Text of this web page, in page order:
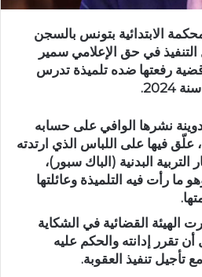
الابتدائية بتونس بالسجن
في حق الإعلامي سمير
رفعتها ضده تلميذة تدرس
نشرها الوافي على حسابه
علّق فيها على اللباس الذي ارتدته
التربية البدنية (الباك سبور)،
ما رأت فيه التلميذة وعائلتها
القضائية في الشكاية
تقرر إدانته والحكم عليه
تأجيل تنفيذ العقوبة.